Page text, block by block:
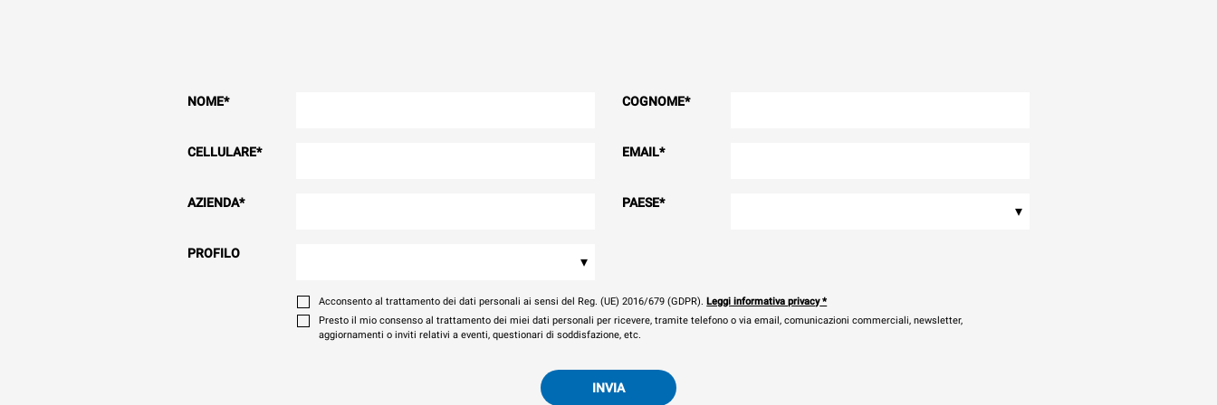
NOME* COGNOME*
CELLULARE* EMAIL*
AZIENDA* PAESE* ▾
PROFILO ▾
Acconsento al trattamento dei dati personali ai sensi del Reg. (UE) 2016/679 (GDPR). Leggi informativa privacy*
Presto il mio consenso al trattamento dei miei dati personali per ricevere, tramite telefono o via email, comunicazioni commerciali, newsletter,
aggiornamenti o inviti relativi a eventi, questionari di soddisfazione, etc.
INVIA